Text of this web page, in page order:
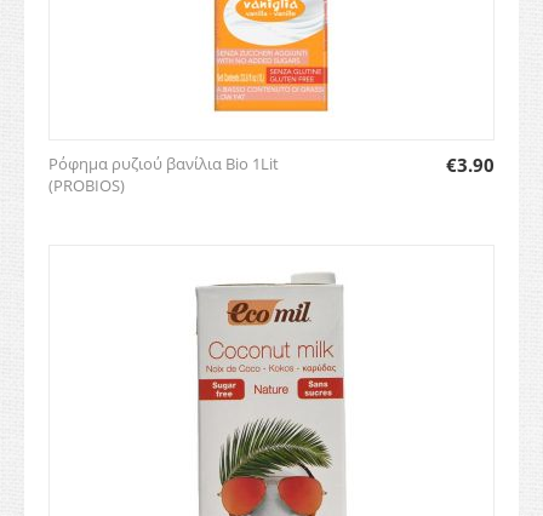
Ρόφημα ρυζιού βανίλια Bio 1Lit
(PROBIOS)
€3.90